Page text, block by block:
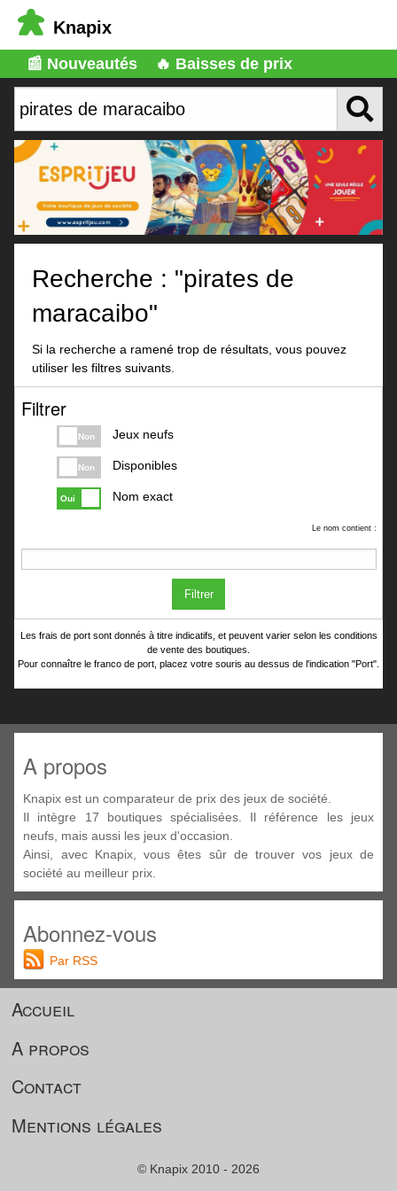
Knapix
📰 Nouveautés 🔥 Baisses de prix
Recherche : "pirates de
maracaibo"
Si la recherche a ramené trop de résultats, vous pouvez
utiliser les filtres suivants.
Filtrer
Non Jeux neufs
Non Disponibles
Oui Nom exact
Le nom contient :
Filtrer
Les frais de port sont donnés à titre indicatifs, et peuvent varier selon les conditions
de vente des boutiques.
Pour connaître le franco de port, placez votre souris au dessus de l'indication "Port".
A propos
Knapix est un comparateur de prix des jeux de société.
Il intègre 17 boutiques spécialisées. Il référence les jeux
neufs, mais aussi les jeux d'occasion.
Ainsi, avec Knapix, vous êtes sûr de trouver vos jeux de
société au meilleur prix.
Abonnez-vous
Par RSS
Accueil
A propos
Contact
Mentions légales
© Knapix 2010 - 2026